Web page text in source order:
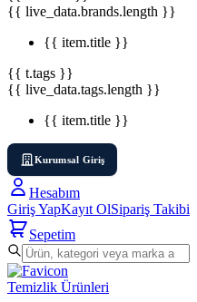
{{ live_data.brands.length }}
{{ item.title }}
{{ t.tags }}
{{ live_data.tags.length }}
{{ item.title }}
Kurumsal Giriş
Hesabım
Giriş YapKayıt OlSipariş Takibi
Sepetim
Temizlik Ürünleri